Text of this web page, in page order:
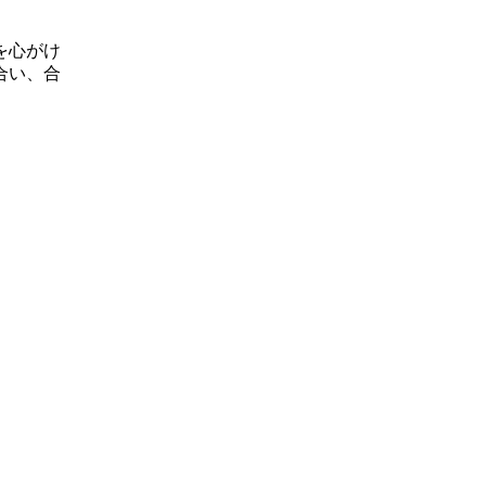
心がけ
い、合